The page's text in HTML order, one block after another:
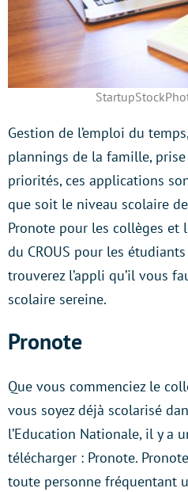
Gestion de l’emploi du
plannings de la famille,
priorités, ces applications
que soit le niveau scolaire
Pronote pour les collèges et
du CROUS pour les
trouverez l’appli qu’il vous
scolaire sereine.
Pronote
Que vous commenciez le
vous soyez déjà scolarisé
l’Education Nationale, il y a
télécharger : Pronote.
toute personne fréquentant